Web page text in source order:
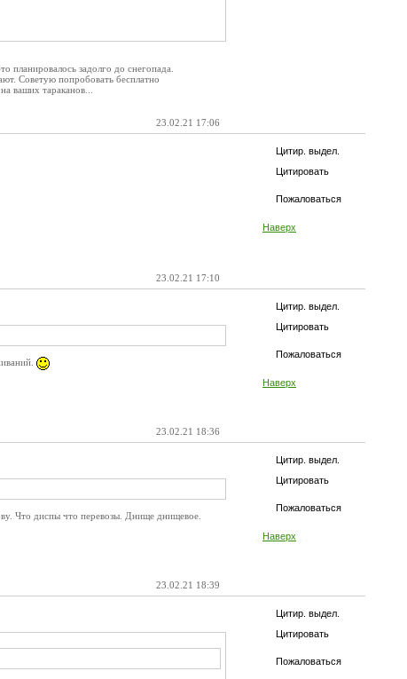
задолго до снегопада.
Советую попробовать бесплатно
ваших тараканов...
23.02.21 17:06
Цитир. выдел.
Цитировать
Пожаловаться
Наверх
23.02.21 17:10
Цитир. выдел.
Цитировать
Пожаловаться
Наверх
23.02.21 18:36
Цитир. выдел.
Цитировать
Пожаловаться
Наверх
Что диспы что перевозы. Днище днищевое.
23.02.21 18:39
Цитир. выдел.
Цитировать
Пожаловаться